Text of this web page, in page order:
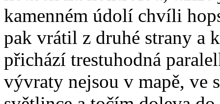
kamenném údolí chvíli
pak vrátil z druhé strany a
přichází trestuhodná
vývraty nejsou v mapě, ve